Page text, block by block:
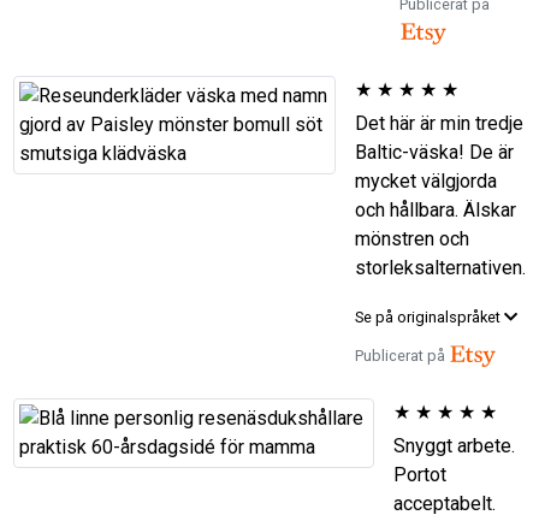
Publicerat på
★ ★ ★ ★ ★
Det här är min tredje
Baltic-väska! De är
mycket välgjorda
och hållbara. Älskar
mönstren och
storleksalternativen.
Se på originalspråket
Publicerat på
★ ★ ★ ★ ★
Snyggt arbete.
Portot
acceptabelt.